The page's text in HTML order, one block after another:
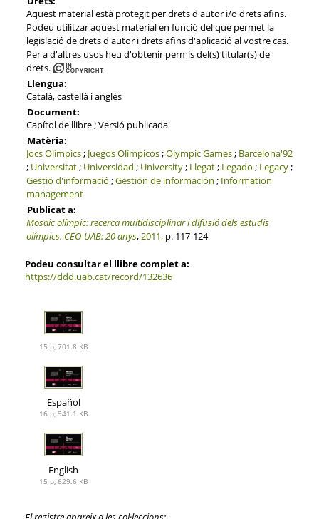
Aquest material està protegit per drets d'autor i/o drets afins.
Podeu utilitzar aquest material en funció del que permet la
legislació de drets d'autor i drets afins d'aplicació al vostre cas.
Per a d'altres usos heu d'obtenir permís del(s) titular(s) de
drets.
Llengua:
Català, castellà i anglès
Document:
Capítol de llibre ; Versió publicada
Matèria:
Jocs Olímpics; Juegos Olímpicos;Olympic Games; Barcelona'92
; Universitat; Universidad ; University; Llegat; Legado ; Legacy;
Gestió d'informació ;Gestión de información ; Information
management
Publicat a:
Mosaic olímpic: recerca multidisciplinar i difusió dels estudis
olímpics. CEO-UAB: 20 anys,2011,p. 117-124
Podeu consultar el llibre complet a:
https://ddd.uab.cat/record/132636
15 p, 701.8 KB
Español
16 p, 941.1 KB
English
15 p, 629.6 KB